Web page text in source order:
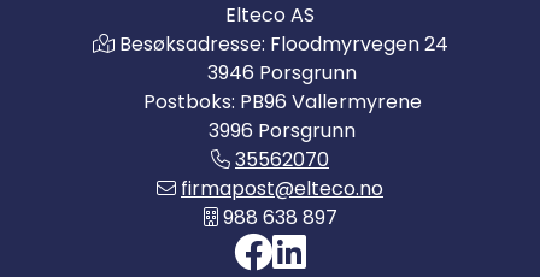
Elteco AS
Besøksadresse: Floodmyrvegen 24
3946 Porsgrunn
Postboks: PB96 Vallermyrene
3996 Porsgrunn
35562070
firmapost@elteco.no
988 638 897